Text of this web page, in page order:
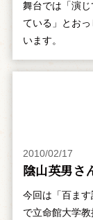
舞台では「演
ている」とお
います。
2010/02/17
陰山英男さ
今回は「百ま
で立命館大学